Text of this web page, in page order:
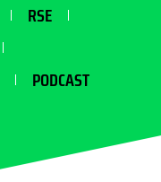
RSE
PODCAST